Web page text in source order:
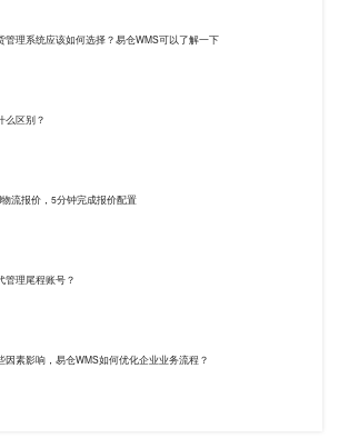
管理系统应该如何选择？易仓WMS可以了解一下
么区别？
流报价，5分钟完成报价配置
管理尾程账号？
素影响，易仓WMS如何优化企业业务流程？